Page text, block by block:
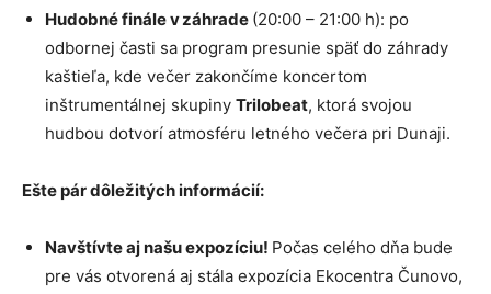
Hudobné finále v záhrade (20:00 – 21:00 h): po
odbornej časti sa program presunie späť do záhrady
kaštieľa, kde večer zakončíme koncertom
inštrumentálnej skupiny Trilobeat, ktorá svojou
hudbou dotvorí atmosféru letného večera pri Dunaji.
Ešte pár dôležitých informácií:
Navštívte aj našu expozíciu! Počas celého dňa bude
pre vás otvorená aj stála expozícia Ekocentra Čunovo,